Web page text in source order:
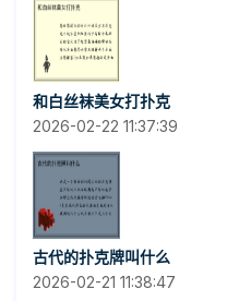
和白丝袜美女打扑克
2026-02-22 11:37:39
古代的扑克牌叫什么
2026-02-21 11:38:47